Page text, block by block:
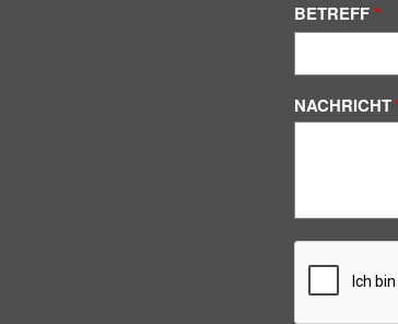
BETREFF
NACHRICHT